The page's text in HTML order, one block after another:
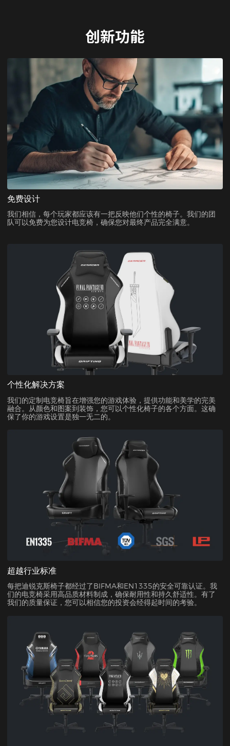
创新功能
免费设计
我们相信，每个玩家都应该有一把反映他们个性的椅子。我们的团
队可以免费为您设计电竞椅，确保您对最终产品完全满意。
个性化解决方案
我们的定制电竞椅旨在增强您的游戏体验，提供功能和美学的完美
融合。从颜色和图案到装饰，您可以个性化椅子的各个方面。这确
保了你的游戏设置是独一无二的。
超越行业标准
每把迪锐克斯椅子都经过了BIFMA和EN1335的安全可靠认证。我
们的电竞椅采用高品质材料制成，确保耐用性和持久舒适性。有了
我们的质量保证，您可以相信您的投资会经得起时间的考验。